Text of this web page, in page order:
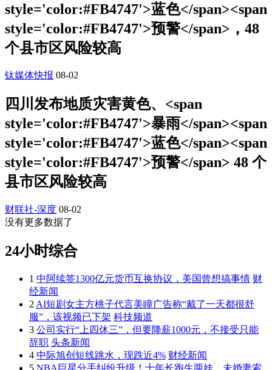
style='color:#FB4747'>蓝色</span><span
style='color:#FB4747'>预警</span>，48
个县市区风险较高
钛媒体快报 08-02
四川发布地质灾害黄色、<span
style='color:#FB4747'>暴雨</span><span
style='color:#FB4747'>蓝色</span><span
style='color:#FB4747'>预警</span> 48 个
县市区风险较高
财联社-深度 08-02
没有更多数据了
24小时综合
1 中阿续签1300亿元货币互换协议，美国曾想搞事情 财
经新闻
2 AI短剧女主方桃子代言美瞳广告称“戴了一天都很舒
服”，该视频已下架 科技频道
3 公司实行“上四休三”，但要降薪1000元，不接受只能
辞职 头条新闻
4 中际旭创短线跳水，现跌近4% 财经新闻
5 NBA巨星分手纠纷升级！十年长跑生两娃，未婚妻索